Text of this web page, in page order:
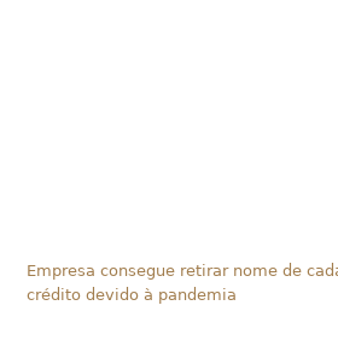
Empresa consegue retirar nome de
crédito devido à pandemia